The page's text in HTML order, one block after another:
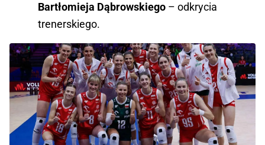
Bartłomieja Dąbrowskiego – odkrycia
trenerskiego.